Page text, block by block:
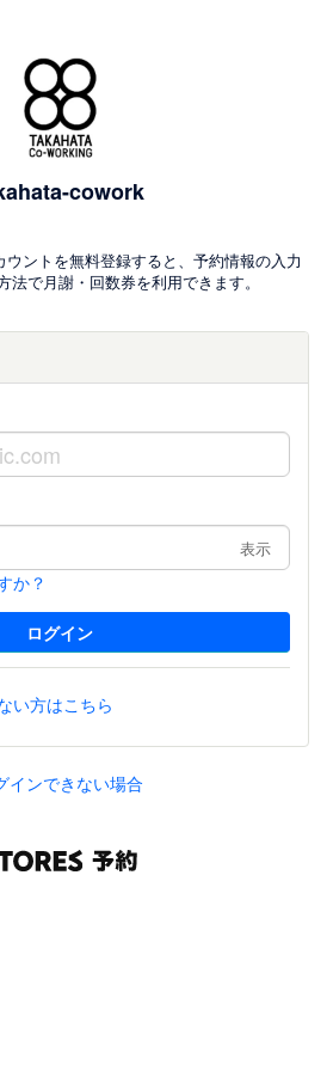
cowork
ントを無料登録すると、予約情報の入力
で月謝・回数券を利用できます。
表示
か？
い方はこちら
インできない場合